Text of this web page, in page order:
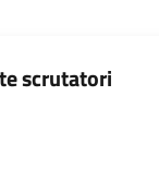
scrutatori